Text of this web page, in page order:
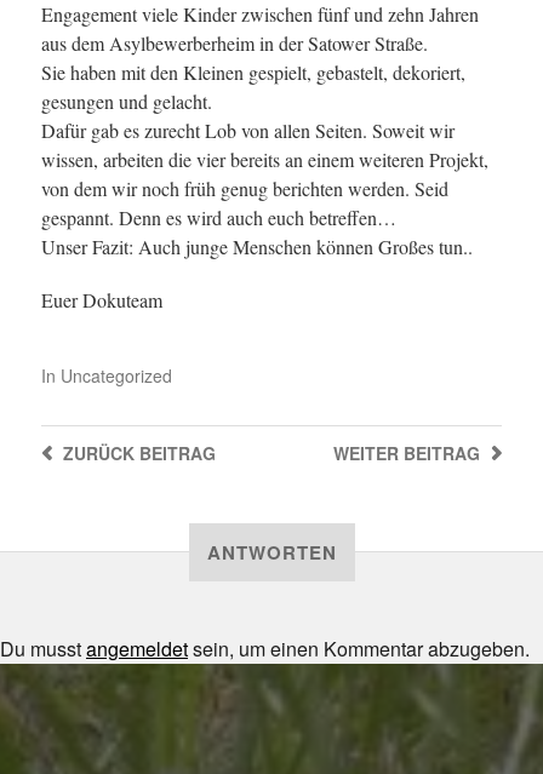
Engagement viele Kinder zwischen fünf und zehn Jahren
aus dem Asylbewerberheim in der Satower Straße.
Sie haben mit den Kleinen gespielt, gebastelt, dekoriert,
gesungen und gelacht.
Dafür gab es zurecht Lob von allen Seiten. Soweit wir
wissen, arbeiten die vier bereits an einem weiteren Projekt,
von dem wir noch früh genug berichten werden. Seid
gespannt. Denn es wird auch euch betreffen…
Unser Fazit: Auch junge Menschen können Großes tun..
Euer Dokuteam
In Uncategorized
WEITER BEITRAG
ZURÜCKBEITRAG
ANTWORTEN
Du musstangemeldetsein, um einen Kommentar abzugeben.